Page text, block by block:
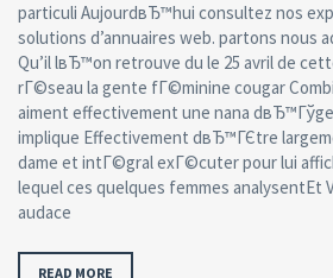
particuli AujourdвЂ™hui consultez nos
solutions d’annuaires web. partons nous
Qu’il lвЂ™on retrouve du le 25 avril de
rГ©seau la gente fГ©minine cougar
aiment effectivement une nana
implique Effectivement dвЂ™ГЄtre
dame et intГ©gral exГ©cuter pour lui
lequel ces quelques femmes analysentEt
audace
READ MORE